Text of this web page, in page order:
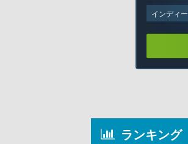
インディー
ランキング